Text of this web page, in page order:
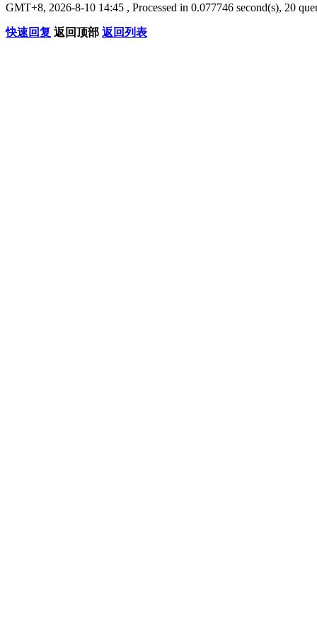
GMT+8, 2026-8-10 14:45 , Processed in 0.077746 second(s), 20
快速回复 返回顶部 返回列表